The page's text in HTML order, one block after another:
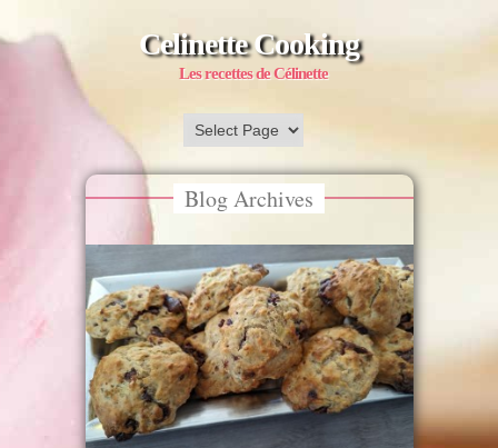
Celinette Cooking
Les recettes de Célinette
Blog Archives